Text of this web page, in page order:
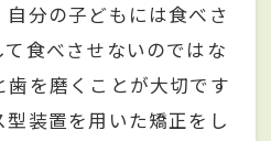
分の子どもには食べさ
食べさせないのではな
歯を磨くことが大切です
装置を用いた矯正をし